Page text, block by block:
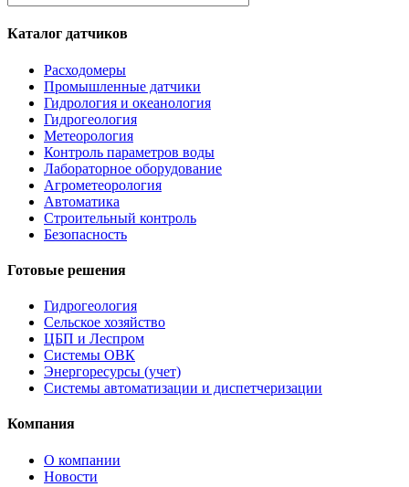
Каталог датчиков
Расходомеры
Промышленные датчики
Гидрология и океанология
Гидрогеология
Метеорология
Контроль параметров воды
Лабораторное оборудование
Агрометеорология
Автоматика
Строительный контроль
Безопасность
Готовые решения
Гидрогеология
Сельское хозяйство
ЦБП и Леспром
Системы ОВК
Энергоресурсы (учет)
Системы автоматизации и диспетчеризации
Компания
О компании
Новости